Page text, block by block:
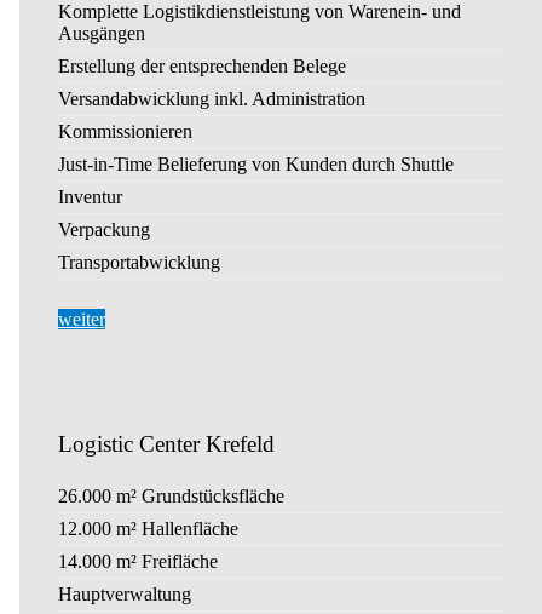
Komplette Logistikdienstleistung von Warenein- und
Ausgängen
Erstellung der entsprechenden Belege
Versandabwicklung inkl. Administration
Kommissionieren
Just-in-Time Belieferung von Kunden durch Shuttle
Inventur
Verpackung
Transportabwicklung
weiter
Logistic Center Krefeld
26.000 m² Grundstücksfläche
12.000 m² Hallenfläche
14.000 m² Freifläche
Hauptverwaltung